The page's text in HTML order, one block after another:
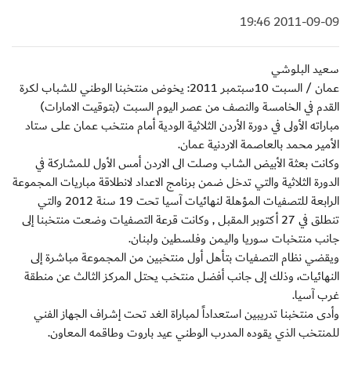
2011-09-09 19:46
سعيد البلوشي
عمان / السبت 10سبتمبر 2011: يخوض منتخبنا الوطني للشباب لكرة
القدم في الخامسة والنصف من عصر اليوم السبت (بتوقيت الامارات)
مباراته الأولى في دورة الأردن الثلاثية الودية أمام منتخب عمان على ستاد
الأمير محمد بالعاصمة الاردنية عمان.
وكانت بعثة الأبيض الشاب وصلت الى الاردن أمس الأول للمشاركة في
الدورة الثلاثية والتي تدخل ضمن برنامج الاعداد لانطلاقة مباريات المجموعة
الرابعة للتصفيات المؤهلة لنهائيات آسيا تحت 19 سنة 2012 والتي
تنطلق في 27 أكتوبر المقبل , وكانت قرعة التصفيات وضعت منتخبنا إلى
جانب منتخبات سوريا واليمن وفلسطين ولبنان.
ويقضي نظام التصفيات بتأهل أول منتخبين من المجموعة مباشرة إلى
النهائيات، وذلك إلى جانب أفضل منتخب يحتل المركز الثالث عن منطقة
غرب آسيا.
وأدى منتخبنا تدريبين استعداداً لمباراة الغد تحت إشراف الجهاز الفني
للمنتخب الذي يقوده المدرب الوطني عيد باروت وطاقمه المعاون.